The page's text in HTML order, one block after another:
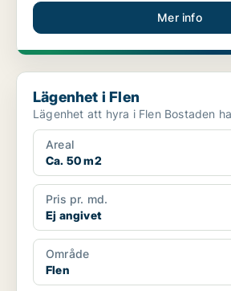
Mer info
Lägenhet i Flen
Lägenhet i Flen
Lägenhet att hyra i Flen
Areal
Ca. 50 m2
Pris pr. md.
Ej angivet
Område
Flen